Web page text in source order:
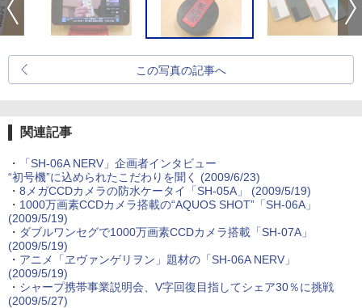
この写真の記事へ
関連記事
・
「SH-06A NERV」企画者インタビュー
“初号機”に込められたこだわりを聞く
(2009/6/23)
・ 8メガCCDカメラの防水ケータイ「SH-05A」
(2009/5/19)
・ 1000万画素CCDカメラ搭載の“AQUOS SHOT”「SH-06A」
(2009/5/19)
・ ダブルワンセグで1000万画素CCDカメラ搭載「SH-07A」
(2009/5/19)
・ アニメ「ヱヴァンゲリヲン」題材の「SH-06A NERV」
(2009/5/19)
・ シャープ携帯事業説明会、V字回復目指してシェア30％に挑戦
(2009/5/27)